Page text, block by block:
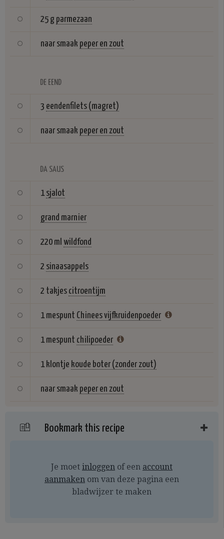
25 g parmezaan
naar smaak peper en zout
DE EEND
3 eendenfilets (magret)
naar smaak peper en zout
DA SAUS
1 sjalot
grand marnier
220 ml wildfond
2 sinaasappels
2 takjes citroentijm
1 mespunt Chinees vijfkruidenpoeder
1 mespunt chilipoeder
1 klontje koude boter (zonder zout)
naar smaak peper en zout
Bookmark this recipe
Je moet inloggen of een account
aanmaken om van deze pagina een
bladwijzer te maken